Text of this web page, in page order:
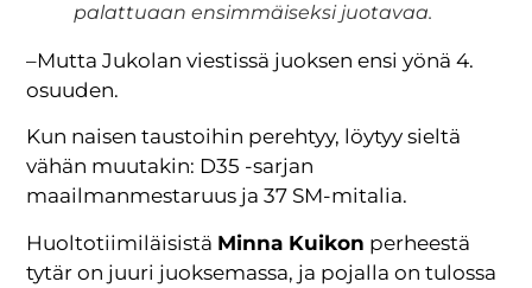
palattuaan ensimmäiseksi juotavaa.
–Mutta Jukolan viestissä juoksen ensi yönä 4.
osuuden.
Kun naisen taustoihin perehtyy, löytyy sieltä
vähän muutakin: D35 -sarjan
maailmanmestaruus ja 37 SM-mitalia.
Huoltotiimiläisistä Minna Kuikon perheestä
tytär on juuri juoksemassa, ja pojalla on tulossa